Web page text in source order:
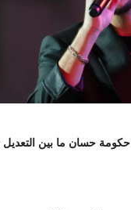
حكومة حسان ما بين التعديل